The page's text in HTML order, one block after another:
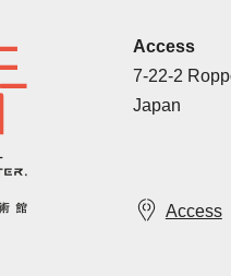
Access
7-22-2
Japan
Access